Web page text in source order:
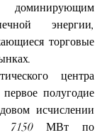
доминирующим
энергии,
торговые
центра
первое полугодие
исчислении
7150 МВт по